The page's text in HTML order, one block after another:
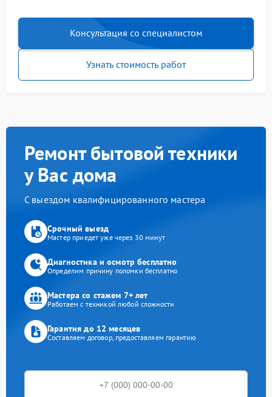
Консультация со специалистом
Узнать стоимость работ
Ремонт бытовой техники
у Вас дома
С выездом квалифицированного мастера
Срочный выезд
Мастер приедет уже через 30 минут
Диагностика и осмотр бесплатно
Определим причину поломки бесплатно
Мастера со стажем 7+ лет
Работаем с техникой любой сложности
Гарантия до 12 месяцев
Составляем договор, предоставляем гарантию